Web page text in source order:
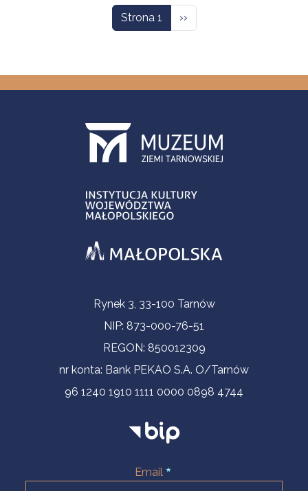
Strona 1 Następna strona
››
Informacje kontaktoweRynek 3, 33-100 Tarnów
NIP: 873-000-76-51
REGON: 850012309
nr konta: Bank PEKAO S.A. O/Tarnów
96 1240 1910 1111 0000 0898 4744
Email